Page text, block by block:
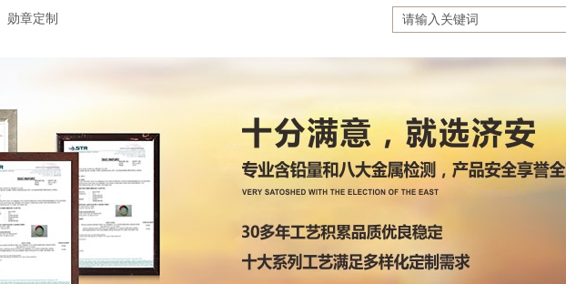
勋章定制